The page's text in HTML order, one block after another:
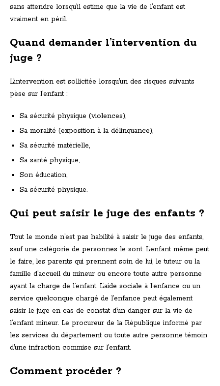
sans attendre lorsqu’il estime que la vie de l’enfant est
vraiment en péril.
Quand demander l’intervention du
juge ?
L’intervention est sollicitée lorsqu’un des risques suivants
pèse sur l’enfant :
Sa sécurité physique (violences),
Sa moralité (exposition à la délinquance),
Sa sécurité matérielle,
Sa santé physique,
Son éducation,
Sa sécurité physique.
Qui peut saisir le juge des enfants ?
Tout le monde n’est pas habilité à saisir le juge des enfants,
sauf une catégorie de personnes le sont. L’enfant même peut
le faire, les parents qui prennent soin de lui, le tuteur ou la
famille d’accueil du mineur ou encore toute autre personne
ayant la charge de l’enfant. L’aide sociale à l’enfance ou un
service quelconque chargé de l’enfance peut également
saisir le juge en cas de constat d’un danger sur la vie de
l’enfant mineur. Le procureur de la République informé par
les services du département ou toute autre personne témoin
d’une infraction commise sur l’enfant.
Comment procéder ?